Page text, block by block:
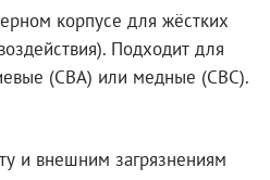
корпусе для жёстких
Подходит для
(СВА) или медные (СВС).
и внешним загрязнениям